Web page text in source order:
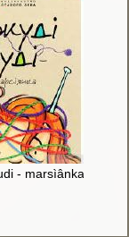
- marsìânka